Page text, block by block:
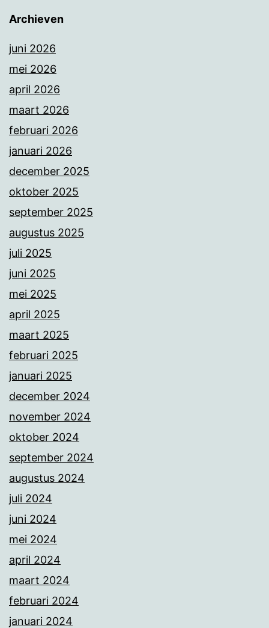
Archieven
juni 2026
mei 2026
april 2026
maart 2026
februari 2026
januari 2026
december 2025
oktober 2025
september 2025
augustus 2025
juli 2025
juni 2025
mei 2025
april 2025
maart 2025
februari 2025
januari 2025
december 2024
november 2024
oktober 2024
september 2024
augustus 2024
juli 2024
juni 2024
mei 2024
april 2024
maart 2024
februari 2024
januari 2024